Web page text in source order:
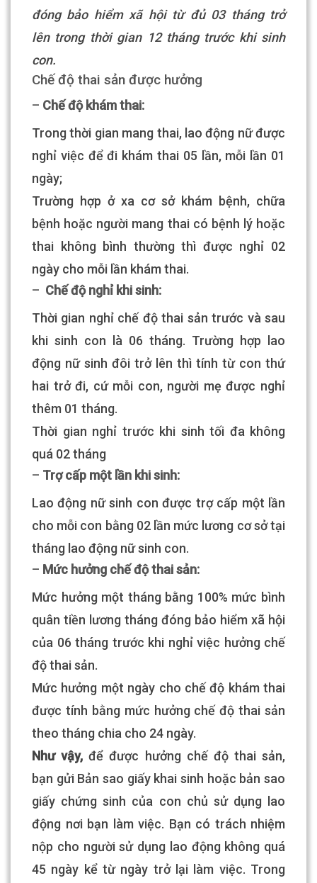
đóng bảo hiểm xã hội từ đủ 03 tháng trở
lên trong thời gian 12 tháng trước khi sinh
con.
Chế độ thai sản được hưởng
– Chế độ khám thai:
Trong thời gian mang thai, lao động nữ được
nghỉ việc để đi khám thai 05 lần, mỗi lần 01
ngày;
Trường hợp ở xa cơ sở khám bệnh, chữa
bệnh hoặc người mang thai có bệnh lý hoặc
thai không bình thường thì được nghỉ 02
ngày cho mỗi lần khám thai.
– Chế độ nghỉ khi sinh:
Thời gian nghỉ chế độ thai sản trước và sau
khi sinh con là 06 tháng. Trường hợp lao
động nữ sinh đôi trở lên thì tính từ con thứ
hai trở đi, cứ mỗi con, người mẹ được nghỉ
thêm 01 tháng.
Thời gian nghỉ trước khi sinh tối đa không
quá 02 tháng
– Trợ cấp một lần khi sinh:
Lao động nữ sinh con được trợ cấp một lần
cho mỗi con bằng 02 lần mức lương cơ sở tại
tháng lao động nữ sinh con.
– Mức hưởng chế độ thai sản:
Mức hưởng một tháng bằng 100% mức bình
quân tiền lương tháng đóng bảo hiểm xã hội
của 06 tháng trước khi nghỉ việc hưởng chế
độ thai sản.
Mức hưởng một ngày cho chế độ khám thai
được tính bằng mức hưởng chế độ thai sản
theo tháng chia cho 24 ngày.
Như vậy, để được hưởng chế độ thai sản,
bạn gửi Bản sao giấy khai sinh hoặc bản sao
giấy chứng sinh của con chủ sử dụng lao
động nơi bạn làm việc. Bạn có trách nhiệm
nộp cho người sử dụng lao động không quá
45 ngày kể từ ngày trở lại làm việc. Trong